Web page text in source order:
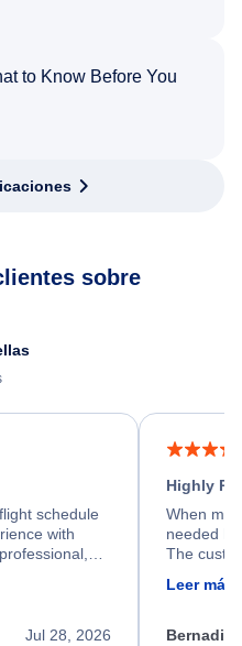
to Know Before You
sobre
schedule
with
the
and
Jul 28, 2026
Highly
When my
needed
The
calm,
Leer más